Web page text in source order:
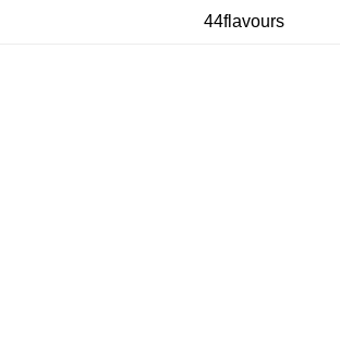
44flavours